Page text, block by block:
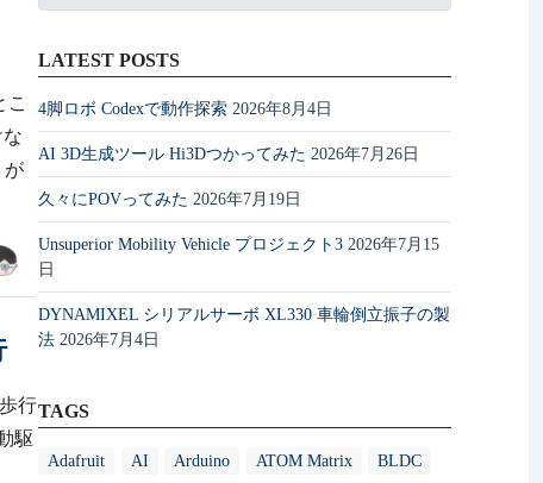
こ
が
行
駆
LATEST POSTS
4脚ロボ Codexで動作探索 2026年8月4日
AI 3D生成ツール Hi3Dつかってみた 2026年7月26日
久々にPOVってみた 2026年7月19日
Unsuperior Mobility Vehicle プロジェクト3 2026年7月15
日
DYNAMIXEL シリアルサーボ XL330 車輪倒立振子の製
法 2026年7月4日
TAGS
Adafruit AI Arduino ATOM Matrix BLDC